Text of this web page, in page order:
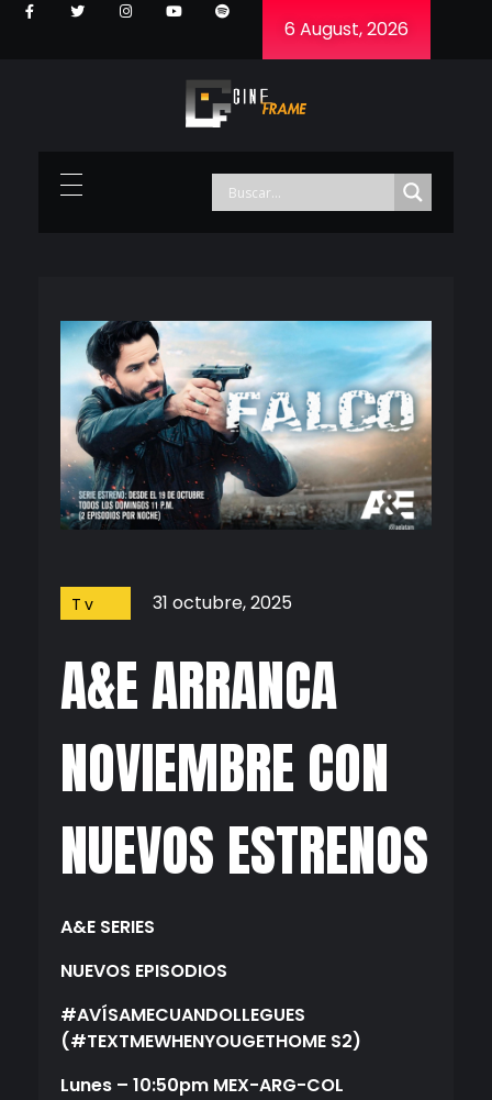
6 August, 2026
A&E ARRANCA
NOVIEMBRE CON
NUEVOS ESTRENOS
31 octubre, 2025
Tv
A&E SERIES
NUEVOS EPISODIOS
#AVÍSAMECUANDOLLEGUES
(#TEXTMEWHENYOUGETHOME S2)
Lunes – 10:50pm MEX-ARG-COL